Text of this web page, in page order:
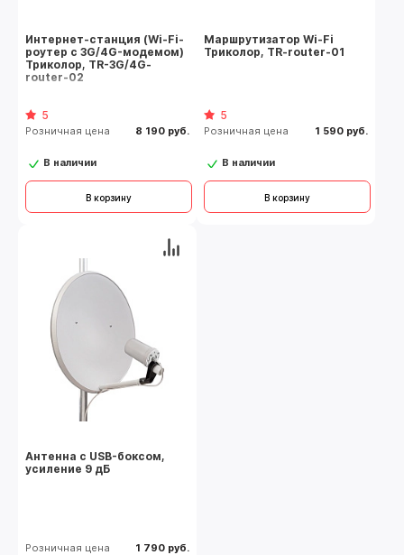
Интернет-станция (Wi-Fi-
роутер с 3G/4G-модемом)
Триколор, TR-3G/4G-
router-02
5
Розничная цена 8 190 руб.
В наличии
В корзину
Маршрутизатор Wi-Fi
Триколор, TR-router-01
5
Розничная цена 1 590 руб.
В наличии
В корзину
Антенна с USB-боксом,
усиление 9 дБ
Розничная цена 1 790 руб.